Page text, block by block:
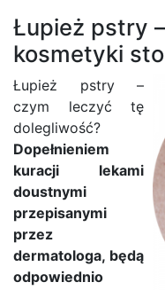
Łupież pstry
kosmetyki
Łupież pstry –
czym leczyć tę
dolegliwość?
Dopełnieniem
kuracji lekami
doustnymi
przepisanymi
przez
dermatologa, będą
odpowiednio